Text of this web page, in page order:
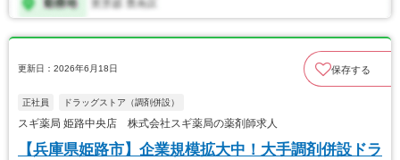
更新日：2026年6月18日 保存する
正社員 ドラッグストア（調剤併設）
スギ薬局 姫路中央店 株式会社スギ薬局の薬剤師求人
【兵庫県姫路市】企業規模拡大中！大手調剤併設ドラ